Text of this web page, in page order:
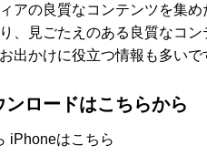
アの良質なコンテンツを集
、見ごたえのある良質なコ
出かけに役立つ情報も多い
ンロードはこちらから
iPhoneはこちら